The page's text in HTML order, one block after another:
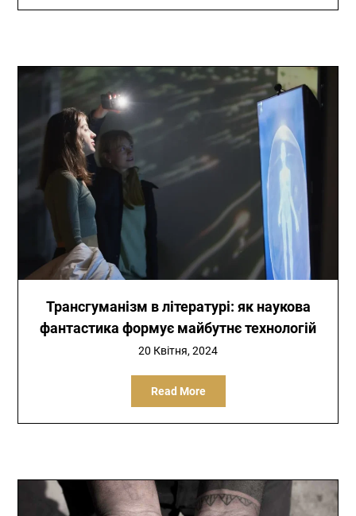
Трансгуманізм в літературі: як наукова
фантастика формує майбутнє технологій
20 Квітня, 2024
Read More